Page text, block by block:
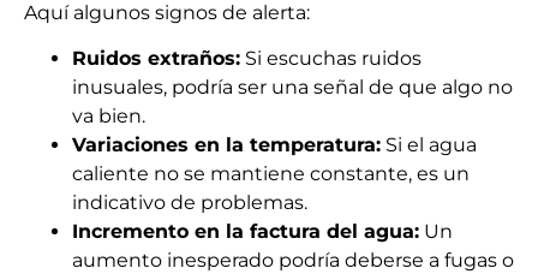
Aquí algunos signos de alerta:
Ruidos extraños: Si escuchas ruidos
inusuales, podría ser una señal de que algo no
va bien.
Variaciones en la temperatura: Si el agua
caliente no se mantiene constante, es un
indicativo de problemas.
Incremento en la factura del agua: Un
aumento inesperado podría deberse a fugas o